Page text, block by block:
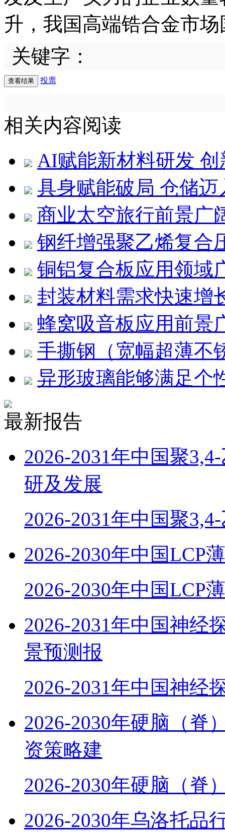
升，我国高端锆合金市
关键字：
投票
相关内容阅读
AI赋能新材料研发
具身赋能破局 仓储
商业太空旅行前景广
钢纤增强聚乙烯复合
铜铝复合板应用领域
封装材料需求快速增
蜂窝吸音板应用前景
手撕钢（宽幅超薄不
异形玻璃能够满足个
最新报告
2026-2031年中国聚
研及发展
2026-2031年中国聚
2026-2030年中国LCP
2026-2030年中国LCP
2026-2031年中国神经
景预测报
2026-2031年中国神经
2026-2030年硬脑（脊
资策略建
2026-2030年硬脑（脊
2026-2030年乌洛托品